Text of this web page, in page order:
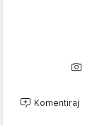
Komentiraj